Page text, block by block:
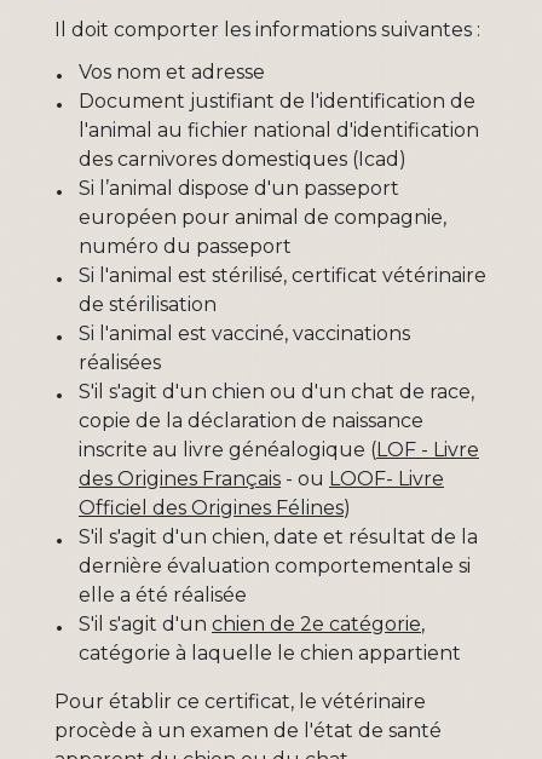
Il doit comporter les informations suivantes :
Vos nom et adresse
Document justifiant de l'identification de
l'animal au fichier national d'identification
des carnivores domestiques (Icad)
Si l’animal dispose d'un passeport
européen pour animal de compagnie,
numéro du passeport
Si l'animal est stérilisé, certificat vétérinaire
de stérilisation
Si l'animal est vacciné, vaccinations
réalisées
S'il s'agit d'un chien ou d'un chat de race,
copie de la déclaration de naissance
inscrite au livre généalogique (LOF - Livre
des Origines Français - ou LOOF- Livre
Officiel des Origines Félines)
S'il s'agit d'un chien, date et résultat de la
dernière évaluation comportementale si
elle a été réalisée
S'il s'agit d'un chien de 2e catégorie,
catégorie à laquelle le chien appartient
Pour établir ce certificat, le vétérinaire
procède à un examen de l'état de santé